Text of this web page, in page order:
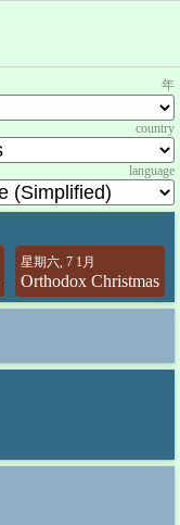
年
country
language
星期六, 7 1月
Orthodox Christmas